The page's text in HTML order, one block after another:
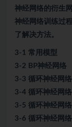
神经网络的衍生
神经网络训练过
了解决方法。
3-1 常用模型
3-2 BP神经网络
3-3 循环神经网络
3-4 循环神经网络
3-5 循环神经网
3-6 循环神经网